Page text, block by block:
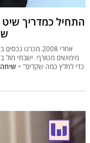
התחיל כמדריך
מימושים מטורף. ישבתי מול
כדי לחלץ כמה שקלים" •